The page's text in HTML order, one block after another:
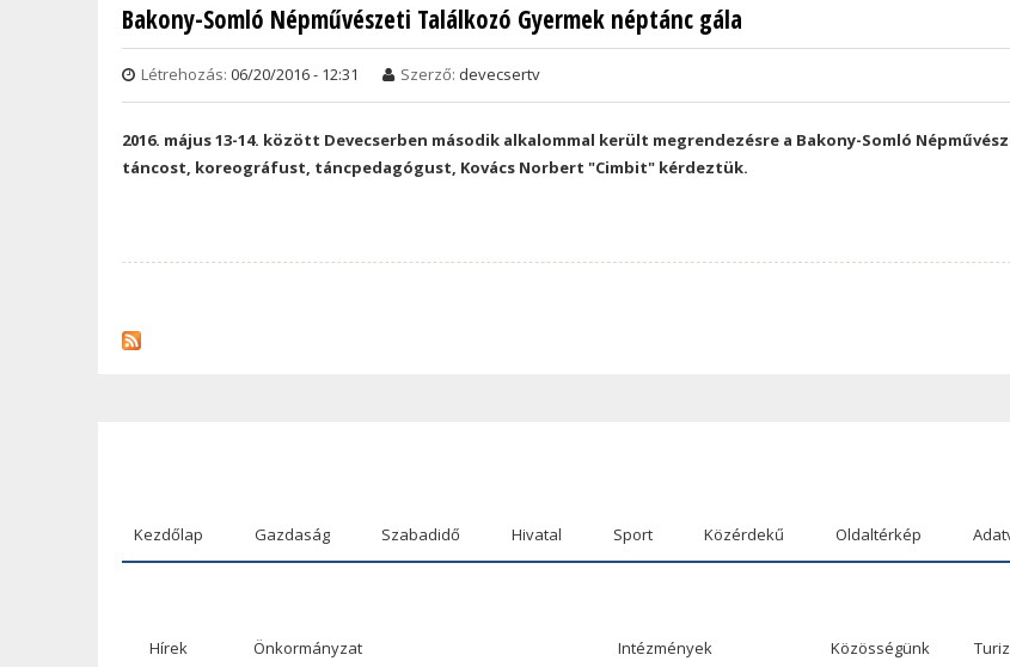
Bakony-Somló Népművészeti Találkozó Gyermek néptánc gála
Létrehozás: 06/20/2016 - 12:31 Szerző: devecsertv
2016. május 13-14. között Devecserben második alkalommal került megrendezésre a Bakony-Somló
táncost, koreográfust, táncpedagógust, Kovács Norbert "Cimbit" kérdeztük.
Kezdőlap Gazdaság Szabadidő Hivatal Sport Közérdekű Oldaltérkép
Hírek Önkormányzat Intézmények Közösségünk